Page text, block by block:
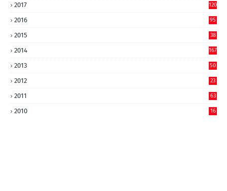
2017 120
2016 95
2015 38
2014 167
2013 50
2012 23
2011 63
2010 16